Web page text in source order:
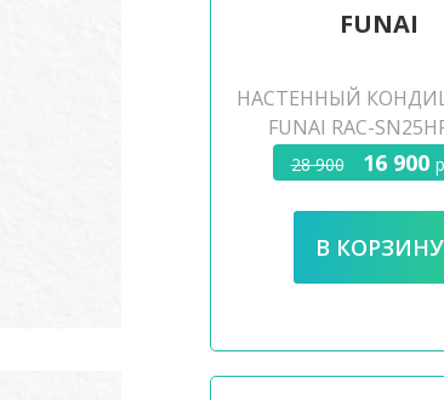
FUNAI
НАСТЕННЫЙ
FUNAI RAC-
28 900 16 900